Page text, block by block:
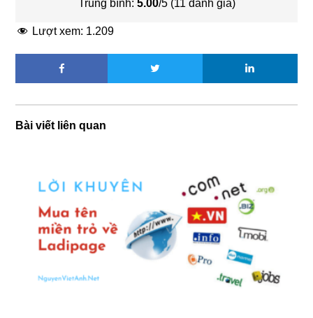
Trung bình: 5.00/5 (11 đánh giá)
Lượt xem: 1.209
Bài viết liên quan